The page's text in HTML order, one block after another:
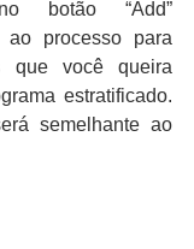
botão “Add”
ao processo para
que você queira
estratificado.
semelhante ao